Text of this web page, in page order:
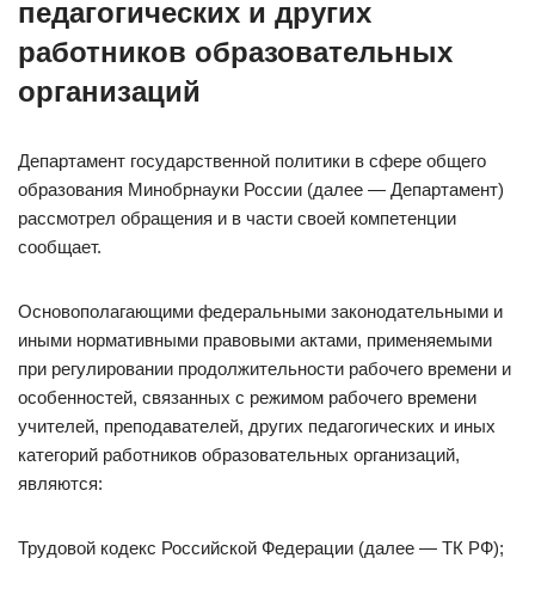
педагогических и других
работников образовательных
организаций
Департамент государственной политики в сфере общего
образования Минобрнауки России (далее — Департамент)
рассмотрел обращения и в части своей компетенции
сообщает.
Основополагающими федеральными законодательными и
иными нормативными правовыми актами, применяемыми
при регулировании продолжительности рабочего времени и
особенностей, связанных с режимом рабочего времени
учителей, преподавателей, других педагогических и иных
категорий работников образовательных организаций,
являются:
Трудовой кодекс Российской Федерации (далее — ТК РФ);